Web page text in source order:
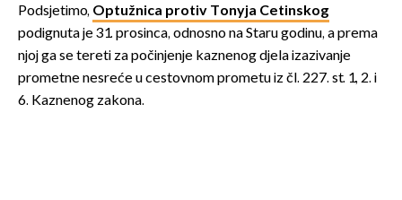
Podsjetimo, Optužnica protiv Tonyja Cetinskog
podignuta je 31. prosinca, odnosno na Staru godinu, a prema
njoj ga se tereti za počinjenje kaznenog djela izazivanje
prometne nesreće u cestovnom prometu iz čl. 227. st. 1., 2. i
6. Kaznenog zakona.